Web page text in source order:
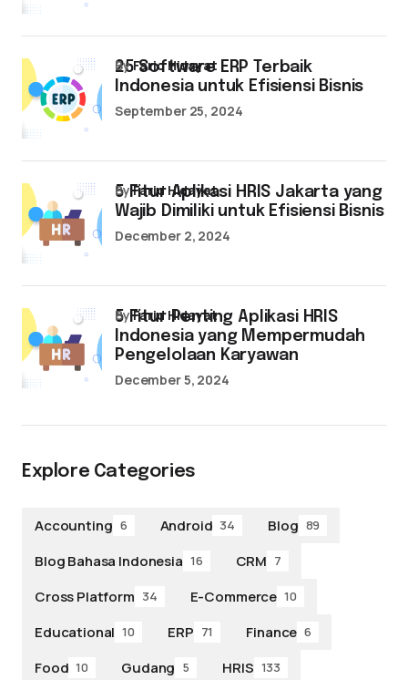
25 Software ERP Terbaik
Indonesia untuk Efisiensi Bisnis
byFarid Hidayat
September 25, 2024
5 Fitur Aplikasi HRIS Jakarta yang
Wajib Dimiliki untuk Efisiensi Bisnis
byFarid Hidayat
December 2, 2024
5 Fitur Penting Aplikasi HRIS
Indonesia yang Mempermudah
Pengelolaan Karyawan
byFarid Hidayat
December 5, 2024
Explore Categories
Accounting 6 Android 34 Blog 89
Blog Bahasa Indonesia 16 CRM 7
Cross Platform 34 E-Commerce 10
Educational 10 ERP 71 Finance 6
Food 10 Gudang 5 HRIS 133